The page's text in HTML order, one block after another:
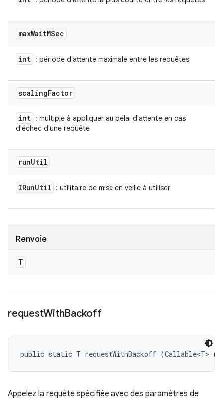
maxWaitMSec
int : période d'attente maximale entre les requêtes
scalingFactor
int : multiple à appliquer au délai d'attente en cas
d'échec d'une requête
runUtil
IRunUtil : utilitaire de mise en veille à utiliser
Renvoie
T
requestWithBackoff
public static T requestWithBackoff (Callable<T>
Appelez la requête spécifiée avec des paramètres de